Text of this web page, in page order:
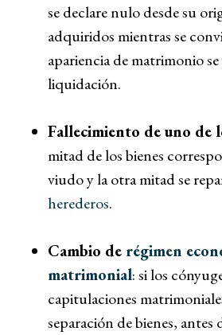
se declare nulo desde su
adquiridos mientras se
apariencia de matrimonio
liquidación.
Fallecimiento de uno de
mitad de los bienes
viudo y la otra mitad se
herederos.
Cambio de régimen
matrimonial: si los
capitulaciones
separación de bienes,